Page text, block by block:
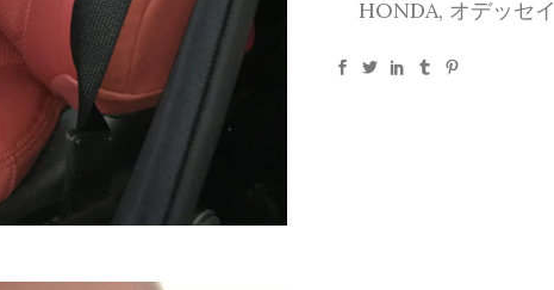
HONDA, オデッセイ